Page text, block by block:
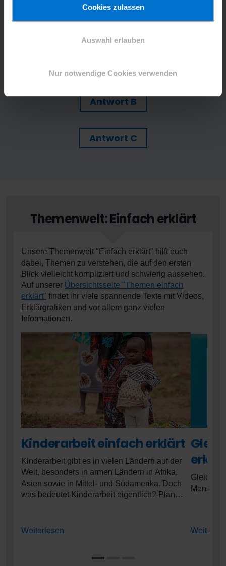
Cookies zulassen
Auswahl erlauben
Nur notwendige Cookies verwenden
: Ja, die Heirat vor dem 18. Lebensjahr verstößt
Antwort B
Antwort C
Themenwelt: Einfach erklärt
Unsere Themenwelt "Einfach erklärt" hilft euch
dabei, Themen zu verstehen, die auf den ersten
Blick vielleicht kompliziert und schwierig aussehen.
Auf unserer Übersichtsseite "Themen einfach
erklärt" findet ihr viele spannende Texte mit Videos,
Erklärgrafiken und vor allem ganz vielen
Informationen.
Kinderarbeit einfach erklärt
Kinderarbeit gibt es in vielen Ländern auf der
Welt, besonders in armen Ländern in Afrika,
Asien sowie in Mittel- und Südamerika. Doch
was bedeutet Kinderarbeit eigentlich? Plan
Weiterlesen